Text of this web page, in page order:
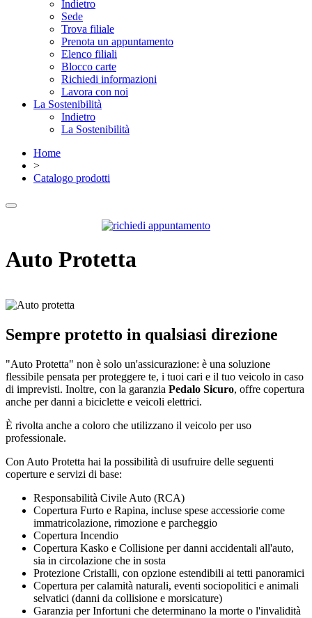
Indietro
Sede
Trova filiale
Prenota un appuntamento
Elenco filiali
Blocco carte
Richiedi informazioni
Lavora con noi
La Sostenibilità
Indietro
La Sostenibilità
Home
>
Catalogo prodotti
Auto Protetta
Sempre protetto in qualsiasi direzione
"Auto Protetta" non è solo un'assicurazione: è una soluzione
flessibile pensata per proteggere te, i tuoi cari e il tuo veicolo in caso
di imprevisti. Inoltre, con la garanzia Pedalo Sicuro, offre copertura
anche per danni a biciclette e veicoli elettrici.
È rivolta anche a coloro che utilizzano il veicolo per uso
professionale.
Con Auto Protetta hai la possibilità di usufruire delle seguenti
coperture e servizi di base:
Responsabilità Civile Auto (RCA)
Copertura Furto e Rapina, incluse spese accessiorie come
immatricolazione, rimozione e parcheggio
Copertura Incendio
Copertura Kasko e Collisione per danni accidentali all'auto,
sia in circolazione che in sosta
Protezione Cristalli, con opzione estendibili ai tetti panoramici
Copertura per calamità naturali, eventi sociopolitici e animali
selvatici (danni da collisione e morsicature)
Garanzia per Infortuni che determinano la morte o l'invalidità